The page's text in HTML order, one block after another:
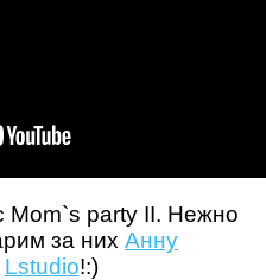
party II. Нежно
за них Анну
Lstudio!:)